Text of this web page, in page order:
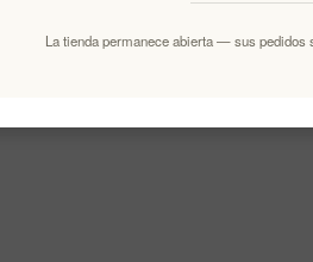
La tienda permanece abierta — sus pedidos